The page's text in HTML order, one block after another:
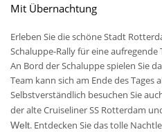
Mit Übernachtung
Erleben Sie die schöne Stadt
Schaluppe-Rally für eine
An Bord der Schaluppe spielen Sie
Team kann sich am Ende des Tages
Selbstverständlich besuchen Sie
der alte Cruiseliner SS Rotterdam
Welt. Entdecken Sie das tolle